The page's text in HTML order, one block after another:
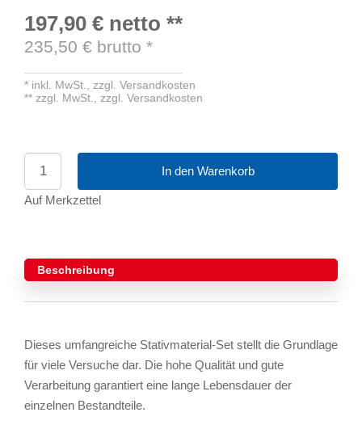
197,90 € netto **
235,50 € brutto *
* inkl. MwSt., zzgl. Versandkosten
** zzgl. MwSt., zzgl. Versandkosten
In den Warenkorb
Auf Merkzettel
Beschreibung
Dieses umfangreiche Stativmaterial-Set stellt die Grundlage
für viele Versuche dar. Die hohe Qualität und gute
Verarbeitung garantiert eine lange Lebensdauer der
einzelnen Bestandteile.